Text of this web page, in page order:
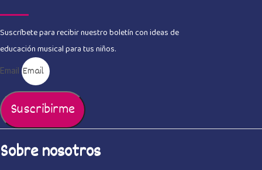
Suscríbete para recibir nuestro boletín con ideas de
educación musical para tus niños.
Email
Suscribirme
Sobre nosotros